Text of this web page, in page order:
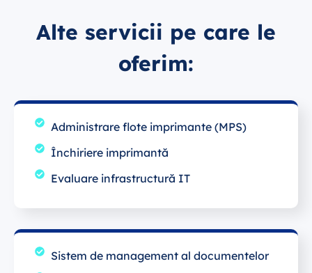
Alte servicii pe care le
oferim:
Administrare flote imprimante (MPS)
Închiriere imprimantă
Evaluare infrastructură IT
Sistem de management al documentelor